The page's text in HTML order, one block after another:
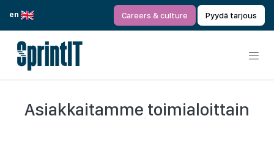
en
Careers & culture Pyydä tarjous
Asiakkaitamme toimialoittain